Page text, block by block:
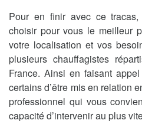
Pour en finir avec ce
choisir pour vous le meilleur
votre localisation et vos
plusieurs chauffagistes
France. Ainsi en faisant
certains d’être mis en relation
professionnel qui vous
capacité d’intervenir au plus